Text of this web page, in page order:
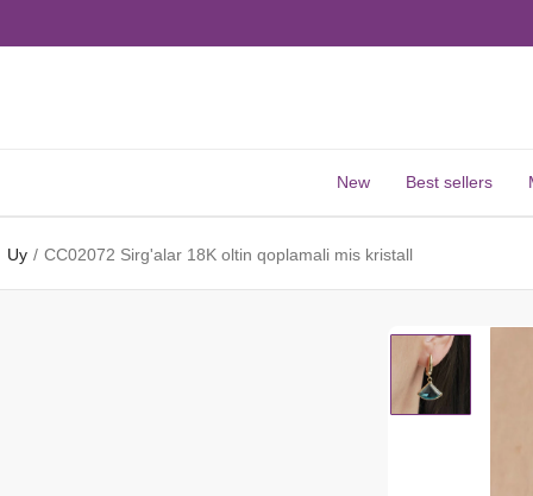
New Best sellers
Uy CC02072 Sirg'alar 18K oltin qoplamali mis kristall